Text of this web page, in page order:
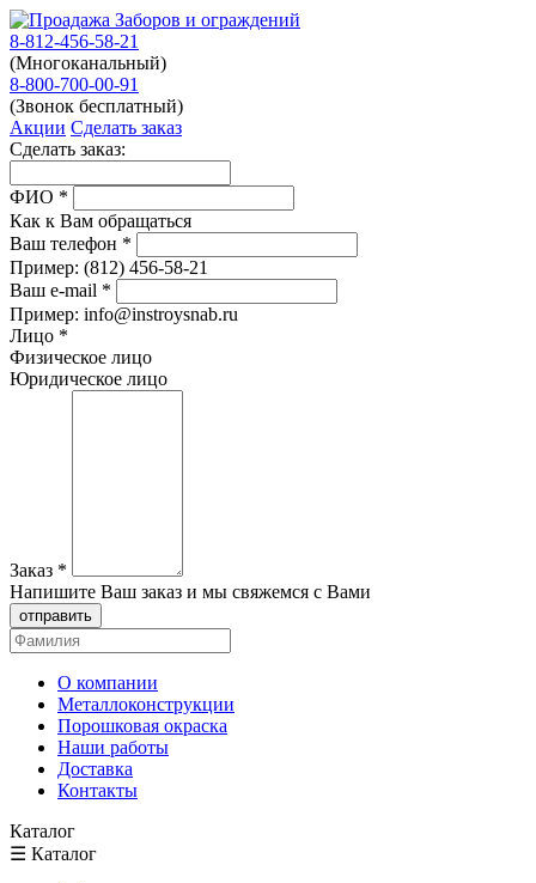
8-812-456-58-21
(Многоканальный)
8-800-700-00-91
(Звонок бесплатный)
Акции Сделать заказ
Сделать заказ:
ФИО *
Как к Вам обращаться
Ваш телефон *
Пример: (812) 456-58-21
Ваш e-mail *
Пример: info@instroysnab.ru
Лицо *
Физическое лицо
Юридическое лицо
Заказ *
Напишите Ваш заказ и мы свяжемся с Вами
отправить
О компании
Металлоконструкции
Порошковая окраска
Наши работы
Доставка
Контакты
Каталог
☰ Каталог